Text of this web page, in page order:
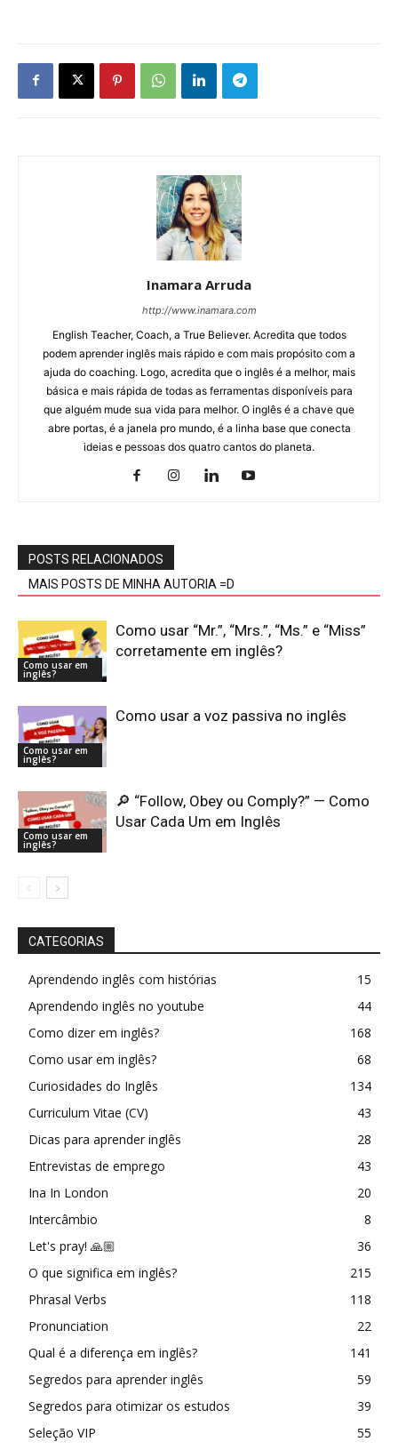
Inamara Arruda
http://www.inamara.com
English Teacher, Coach, a True Believer. Acredita que todos
podem aprender inglês mais rápido e com mais propósito com a
ajuda do coaching. Logo, acredita que o inglês é a melhor, mais
básica e mais rápida de todas as ferramentas disponíveis para
que alguém mude sua vida para melhor. O inglês é a chave que
abre portas, é a janela pro mundo, é a linha base que conecta
ideias e pessoas dos quatro cantos do planeta.
POSTS RELACIONADOS
MAIS POSTS DE MINHA AUTORIA =D
Como usar em
inglês?
Como usar “Mr.”, “Mrs.”, “Ms.” e “Miss”
corretamente em inglês?
Como usar em
inglês?
Como usar a voz passiva no inglês
Como usar em
inglês?
🔎 “Follow, Obey ou Comply?” — Como
Usar Cada Um em Inglês
CATEGORIAS
Aprendendo inglês com histórias
15
Aprendendo inglês no youtube
44
Como dizer em inglês?
168
Como usar em inglês?
68
Curiosidades do Inglês
134
Curriculum Vitae (CV)
43
Dicas para aprender inglês
28
Entrevistas de emprego
43
Ina In London
20
Intercâmbio
8
Let's pray! 🙏🏼
36
O que significa em inglês?
215
Phrasal Verbs
118
Pronunciation
22
Qual é a diferença em inglês?
141
Segredos para aprender inglês
59
Segredos para otimizar os estudos
39
Seleção VIP
55